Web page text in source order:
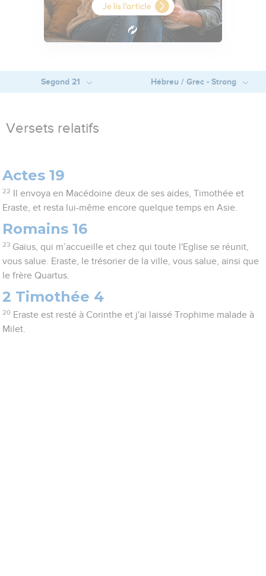
Segond 21 Hébreu / Grec - Strong
Versets relatifs
Actes 19
22
Il envoya en Macédoine deux de ses aides, Timothée et
Eraste, et resta lui-même encore quelque temps en Asie.
Romains 16
23 Gaïus, qui m’accueille et chez qui toute l'Eglise se réunit,
vous salue. Eraste, le trésorier de la ville, vous salue, ainsi que
le frère Quartus.
2 Timothée 4
20 Eraste est resté à Corinthe et j'ai laissé Trophime malade à
Milet.